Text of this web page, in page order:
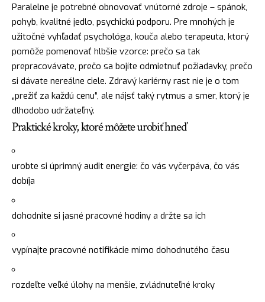
Paralelne je potrebné obnovovať vnútorné zdroje – spánok,
pohyb, kvalitné jedlo, psychickú podporu. Pre mnohých je
užitočné vyhľadať psychológa, kouča alebo terapeuta, ktorý
pomôže pomenovať hlbšie vzorce: prečo sa tak
prepracovávate, prečo sa bojíte odmietnuť požiadavky, prečo
si dávate nereálne ciele. Zdravý kariérny rast nie je o tom
„prežiť za každú cenu“, ale nájsť taký rytmus a smer, ktorý je
dlhodobo udržateľný.
Praktické kroky, ktoré môžete urobiť hneď
urobte si úprimný audit energie: čo vás vyčerpáva, čo vás
dobíja
dohodnite si jasné pracovné hodiny a držte sa ich
vypínajte pracovné notifikácie mimo dohodnutého času
rozdeľte veľké úlohy na menšie, zvládnuteľné kroky